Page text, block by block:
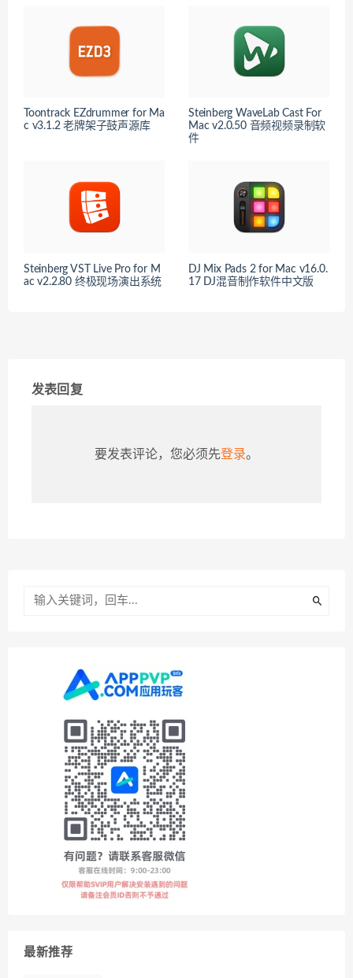
Toontrack EZdrummer for Ma
c v3.1.2 老牌架子鼓声源库
Steinberg WaveLab Cast For
Mac v2.0.50 音频视频录制软
件
Steinberg VST Live Pro for M
ac v2.2.80 终极现场演出系统
DJ Mix Pads 2 for Mac v16.0.
17 DJ混音制作软件中文版
发表回复
要发表评论，您必须先登录。
最新推荐